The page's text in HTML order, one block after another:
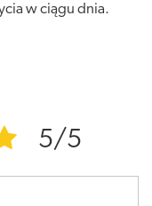
w ciągu dnia.
5/5